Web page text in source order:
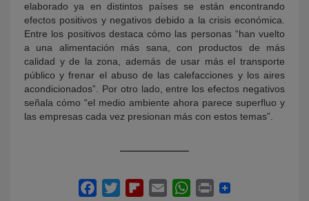
elaborado ya en distintos países se están encontrando
efectos positivos y negativos debido a la crisis económica.
Entre los positivos destaca cómo las personas “han vuelto
a una alimentación más sana, con productos de más
calidad y de la zona, además de usar más el transporte
público y frenar el abuso de las calefacciones y los aires
acondicionados”. Por otro lado, entre los efectos negativos
señala cómo “el medio ambiente ahora parece superfluo y
las empresas cada vez presionan más con estos temas”.